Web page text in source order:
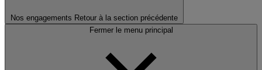
Nos engagements Retour à la section précédente
Fermer le menu principal